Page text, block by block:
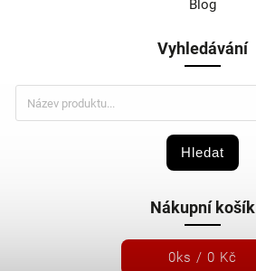
Blog
Vyhledávání
Hledat
Nákupní košík
0ks / 0 Kč